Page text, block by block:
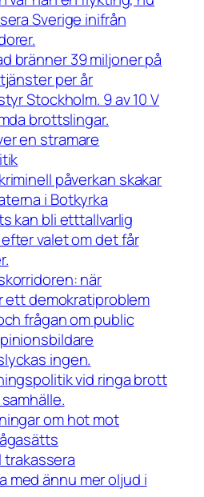
Sverige inifrån
bränner 39 miljoner på
per år
Stockholm. 9 av 10 V
brottslingar.
en stramare
påverkan skakar
i Botkyrka
kan bli etttallvarlig
valet om det får
när
ett demokratiproblem
frågan om public
ingen.
vid ringa brott
om hot mot
trakassera
med ännu mer oljud i